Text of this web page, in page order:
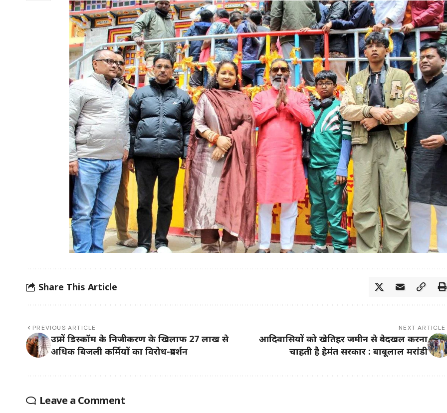
Share This Article
PREVIOUS ARTICLE
उप्र में डिस्कॉम के निजीकरण के खिलाफ 27 लाख से
अधिक बिजली कर्मियों का विरोध-प्रदर्शन
NEXT ARTICLE
आदिवासियों को खेतिहर जमीन से बेदखल करना
चाहती है हेमंत सरकार : बाबूलाल मरांडी
Leave a Comment